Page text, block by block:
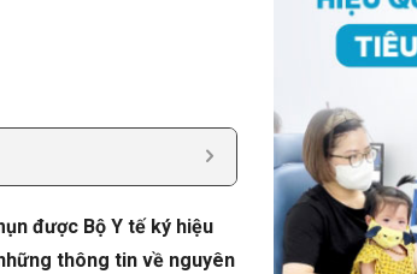
được Bộ Y tế ký hiệu
thông tin về nguyên